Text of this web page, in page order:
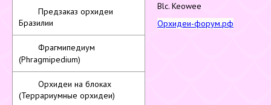
Предзаказ орхидеи
Бразилии
Фрагмипедиум
(Phragmipedium)
Орхидеи на блоках
(Террариумные орхидеи)
Blc. Keowee
Орхидеи-форум.рф